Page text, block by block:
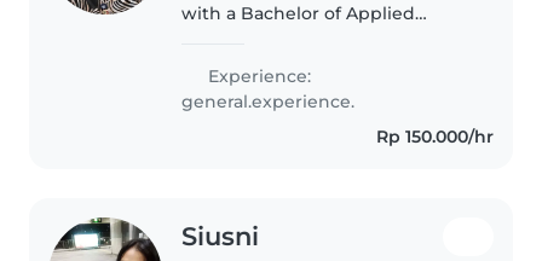
with a Bachelor of Applied
and homework. I have
experience with children with
Experience:
general.experience.
Rp 150.000/hr
Siusni